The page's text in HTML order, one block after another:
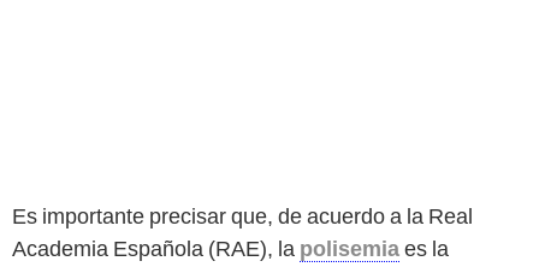
Es importante precisar que, de acuerdo a la Real
Academia Española (RAE), la polisemiaes la